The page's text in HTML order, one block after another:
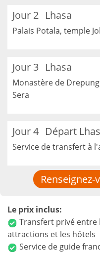
Jour 2 Lhasa
Palais Potala, temple
Jour 3 Lhasa
Monastère de
Sera
Jour 4 Départ
Service de transfert à
Le prix inclus:
Transfert privé entre
attractions et les hôtels
Service de guide